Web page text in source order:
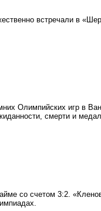
встречали в
Олимпийских игр в
смерти и
со счетом 3:2.